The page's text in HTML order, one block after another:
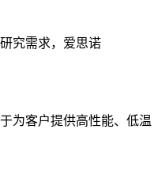
究需求，爱思诺
为客户提供高性能、低温